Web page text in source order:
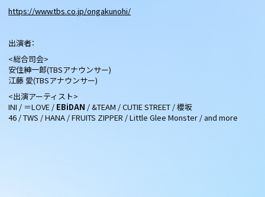
https://www.tbs.co.jp/ongakunohi/
出演者：
<総合司会>
安住紳一郎(TBSアナウンサー)
江藤 愛(TBSアナウンサー)
<出演アーティスト>
INI / ＝LOVE / EBiDAN / &TEAM / CUTIE STREET / 櫻坂
46 / TWS / HANA / FRUITS ZIPPER / Little Glee Monster / and more